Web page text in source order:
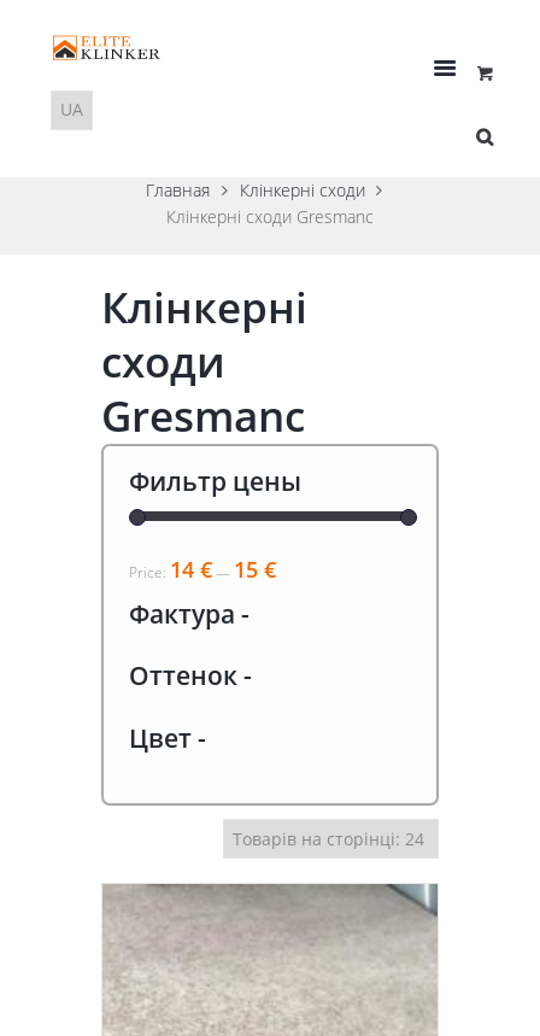
Главная
Клінкерні сходи
Клінкерні сходи Gresmanc
Клінкерні
сходи
Gresmanc
Фильтр цены
Price: 14 €— 15 €
Фактура -
Оттенок-
Цвет-